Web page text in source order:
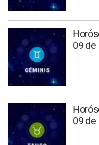
09 de
09 de